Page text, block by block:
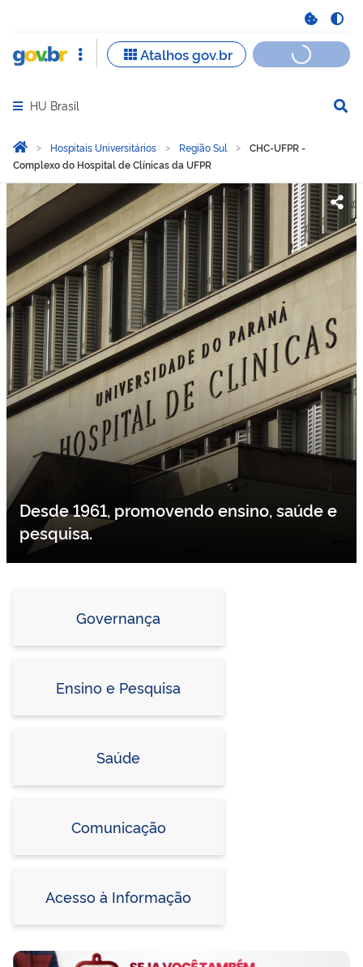
Abrir menu principal de navegação
HU Brasil
Você está aqui:
Página Inicial
Hospitais Universitários Região Sul
CHC-UFPR -
Complexo do Hospital de Clínicas da UFPR
CHC-UFPR - Complexo
Desde 1961, promovendo ensino, saúde e
pesquisa.
Governança
Ensino e Pesquisa
Saúde
Comunicação
Acesso à Informação